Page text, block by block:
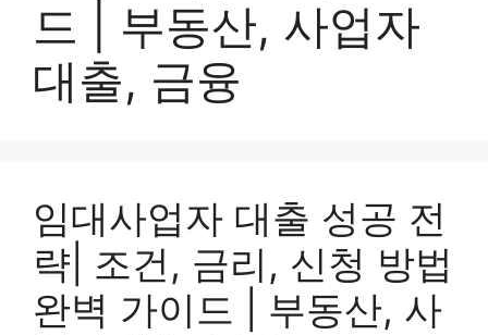
드 | 부동산, 사업자
대출, 금융
임대사업자 대출 성공 전
략| 조건, 금리, 신청 방법
완벽 가이드 | 부동산, 사